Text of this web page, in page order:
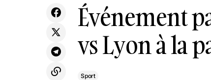
Événement
vs Lyon à la
Sport